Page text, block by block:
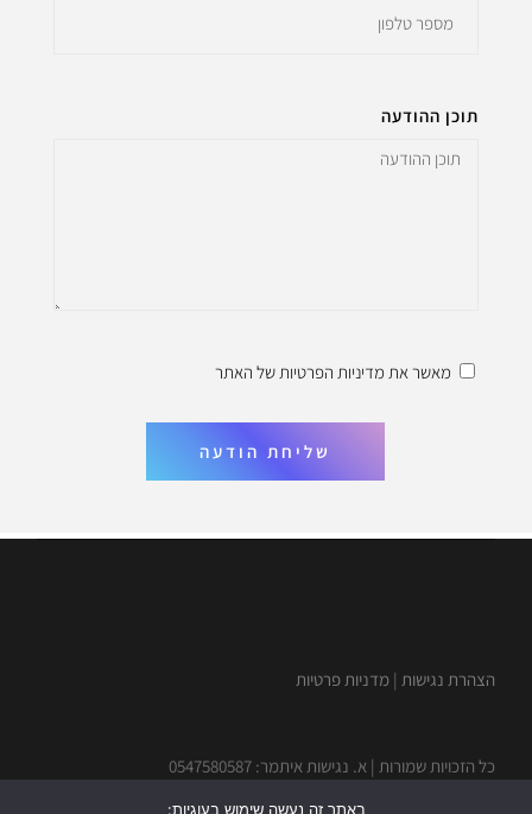
תוכן ההודעה
מאשר את מדיניות הפרטיות של האתר
שליחת הודעה
הצהרת נגישות |מדניות פרטיות
כל הזכויות שמורות | א. נגישות איתמר: 0547580587
באתר זה נעשה שימוש בעוגיות: